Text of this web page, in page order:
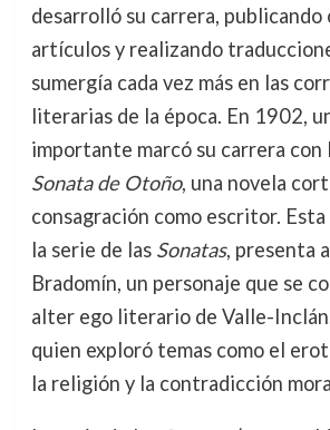
desarrolló su carrera, publicando
artículos y realizando
sumergía cada vez más en las
literarias de la época. En 1902,
importante marcó su carrera con
Sonata de Otoño, una novela
consagración como escritor.
la serie de las Sonatas, presenta
Bradomín, un personaje que se
alter ego literario de Valle-
quien exploró temas como el
la religión y la contradicción